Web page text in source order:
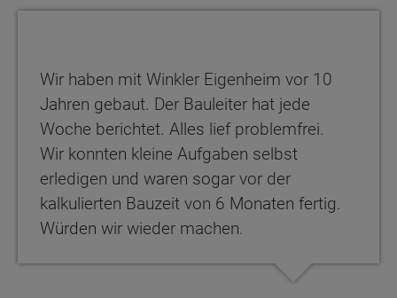
Wir haben mit Winkler Eigenheim vor 10
Jahren gebaut. Der Bauleiter hat jede
Woche berichtet. Alles lief problemfrei.
Wir konnten kleine Aufgaben selbst
erledigen und waren sogar vor der
kalkulierten Bauzeit von 6 Monaten fertig.
Würden wir wieder machen.